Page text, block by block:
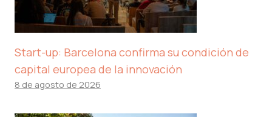
Start-up: Barcelona confirma su condición de
capital europea de la innovación
8 de agosto de 2026